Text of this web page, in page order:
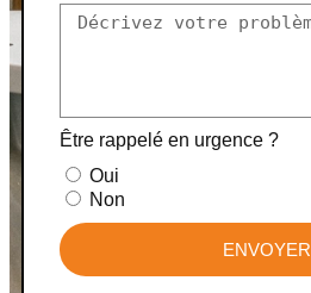
Être rappelé en urgence ?
Oui
Non
ENVOYER